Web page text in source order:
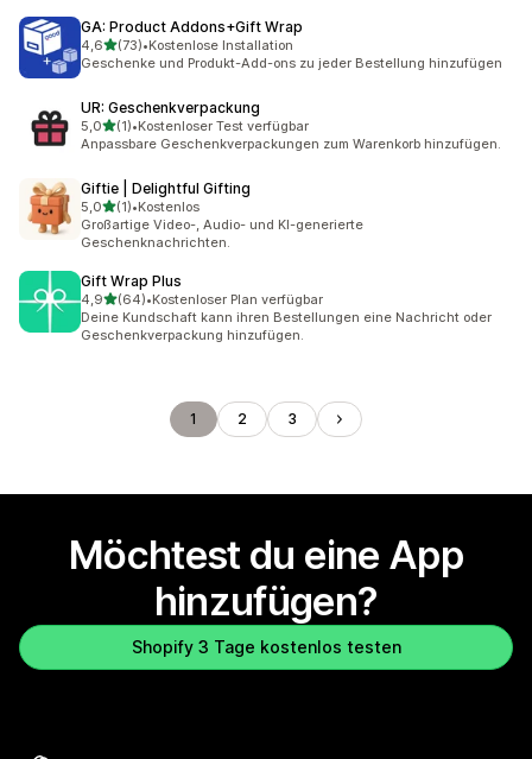
GA: Product Addons+Gift Wrap
4,6von 5 Sternen
(73)
73 Rezensionen insgesamt
•Kostenlose Installation
Geschenke und Produkt-Add-ons zu jeder Bestellung hinzufügen
UR: Geschenkverpackung
5,0von 5 Sternen
(1)
1 Rezensionen insgesamt
•Kostenloser Test verfügbar
Anpassbare Geschenkverpackungen zum Warenkorb hinzufügen.
Giftie | Delightful Gifting
5,0von 5 Sternen
(1)
1 Rezensionen insgesamt
•Kostenlos
Großartige Video-, Audio- und KI-generierte
Geschenknachrichten.
Gift Wrap Plus
4,9von 5 Sternen
(64)
64 Rezensionen insgesamt
•Kostenloser Plan verfügbar
Deine Kundschaft kann ihren Bestellungen eine Nachricht oder
Geschenkverpackung hinzufügen.
1 2 3
Möchtest du eine App
hinzufügen?
Shopify 3 Tage kostenlos testen